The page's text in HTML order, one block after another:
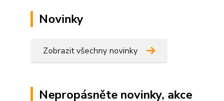
Novinky
Zobrazit všechny novinky
Nepropásněte novinky, akce